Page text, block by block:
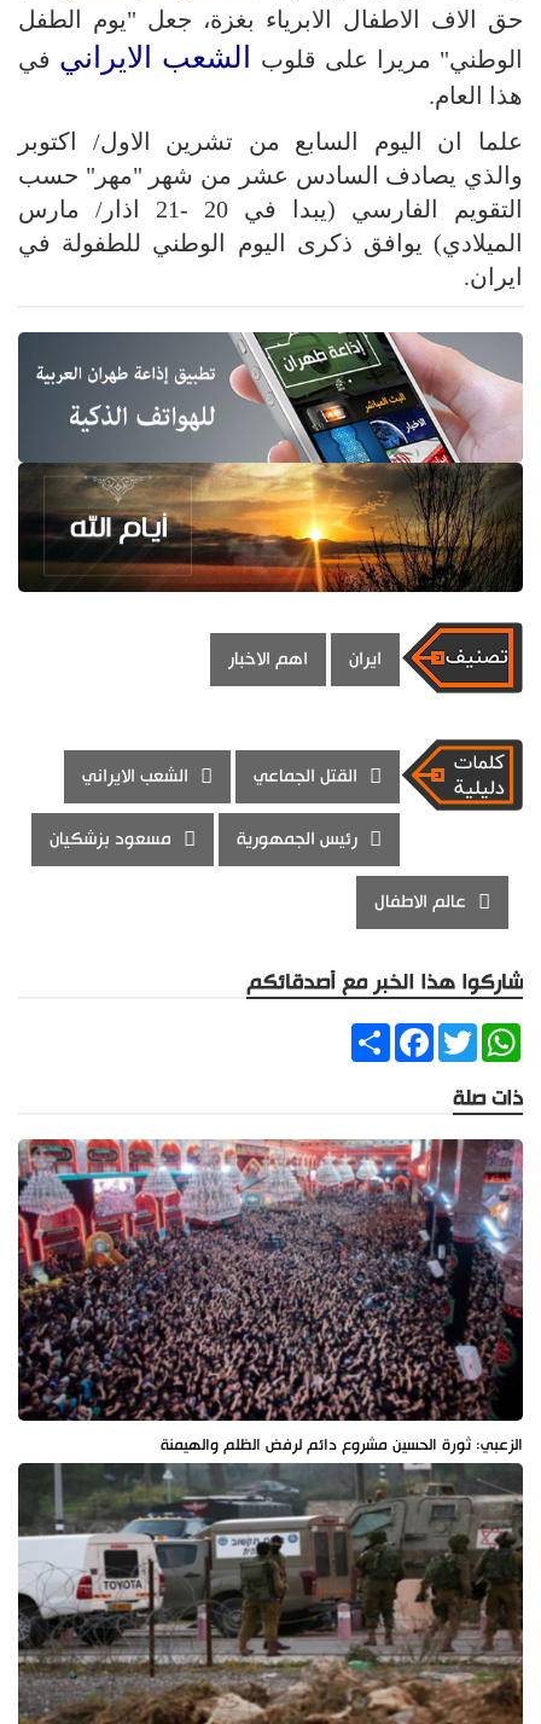
حق الاف الاطفال الابرياء بغزة، جعل "يوم الطفل
الوطني" مريرا على قلوب
الشعب الايراني في
هذا العام.
علما ان اليوم السابع من تشرين الاول/ اكتوبر
والذي يصادف السادس عشر من شهر "مهر" حسب
التقويم الفارسي (يبدا في 20 -21 اذار/ مارس
الميلادي) يوافق ذكرى اليوم الوطني للطفولة في
ايران.
ايران اهم الاخبار
القتل الجماعي الشعب الايراني
رئيس الجمهورية مسعود بزشكيان
عالم الاطفال
شاركوا هذا الخبر مع أصدقائكم
ShareFacebookTwitter
WhatsApp
ذات صلة
الزعبي: ثورة الحسين مشروع دائم لرفض الظلم والهيمنة